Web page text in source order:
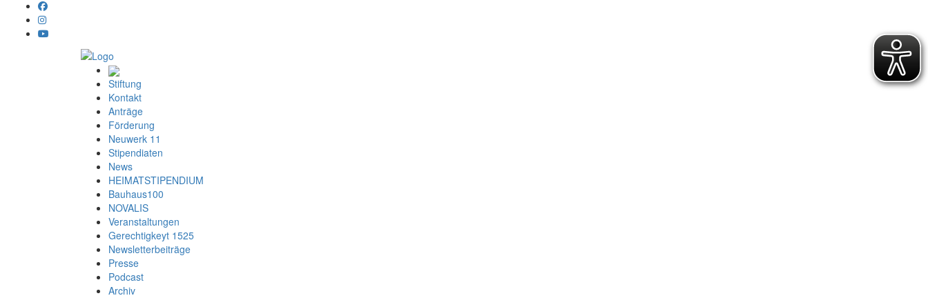
Stiftung
Kontakt
Anträge
Förderung
Neuwerk 11
Stipendiaten
News
HEIMATSTIPENDIUM
Bauhaus100
NOVALIS
Veranstaltungen
Gerechtigkeyt 1525
Newsletterbeiträge
Presse
Podcast
Archiv